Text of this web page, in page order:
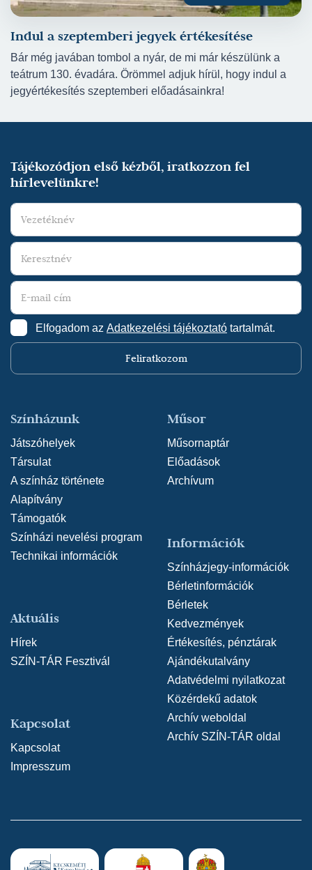
Indul a szeptemberi jegyek értékesítése
Bár még javában tombol a nyár, de mi már készülünk a
teátrum 130. évadára. Örömmel adjuk hírül, hogy indul a
jegyértékesítés szeptemberi előadásainkra!
Tájékozódjon első kézből, iratkozzon fel
hírlevelünkre!
Elfogadom az Adatkezelési tájékoztató tartalmát.
Feliratkozom
Színházunk
Játszóhelyek
Társulat
A színház története
Alapítvány
Támogatók
Színházi nevelési program
Technikai információk
Műsor
Műsornaptár
Előadások
Archívum
Aktuális
Hírek
SZÍN-TÁR Fesztivál
Információk
Színházjegy-információk
Bérletinformációk
Bérletek
Kedvezmények
Értékesítés, pénztárak
Ajándékutalvány
Adatvédelmi nyilatkozat
Közérdekű adatok
Archív weboldal
Archív SZÍN-TÁR oldal
Kapcsolat
Kapcsolat
Impresszum